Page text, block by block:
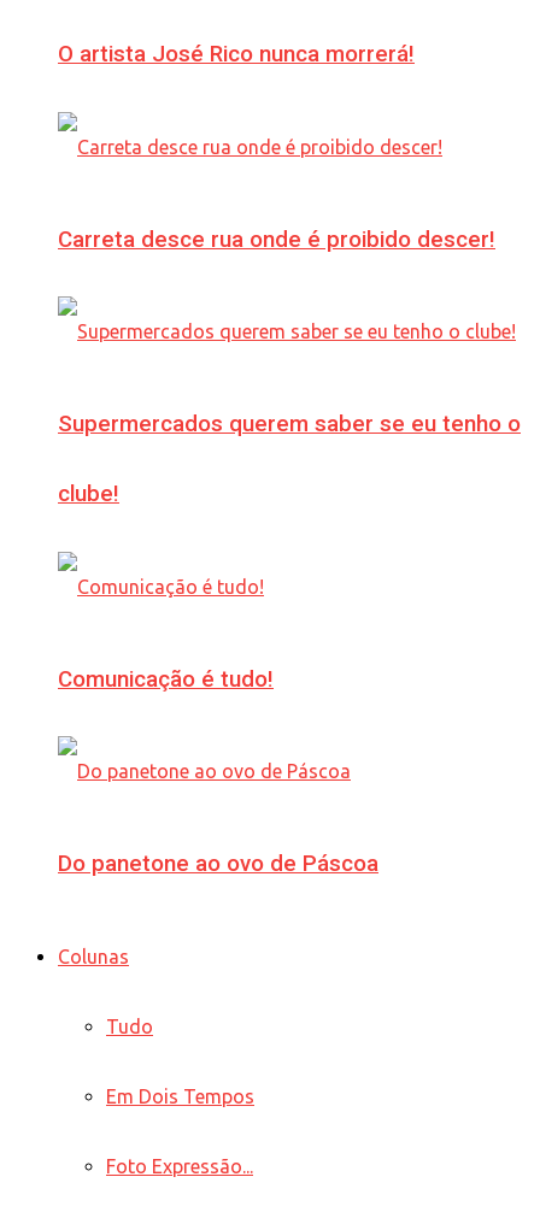
O artista José Rico nunca morrerá!
Carreta desce rua onde é proibido descer!
Supermercados querem saber se eu tenho o
clube!
Comunicação é tudo!
Do panetone ao ovo de Páscoa
Colunas
Tudo
Em Dois Tempos
Foto Expressão...